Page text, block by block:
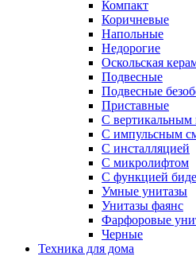
Компакт
Коричневые
Напольные
Недорогие
Оскольская
Подвесные
Подвесные
Приставные
С вертикальным
С импульсным
С инсталляцией
С микролифтом
С функцией биде
Умные унитазы
Унитазы фаянс
Фарфоровые
Черные
Техника для дома